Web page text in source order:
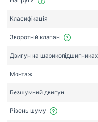
Класифікація
Зворотній клапан
Двигун на шарикопідшипниках
Монтаж
Безшумний двигун
Рівень шуму